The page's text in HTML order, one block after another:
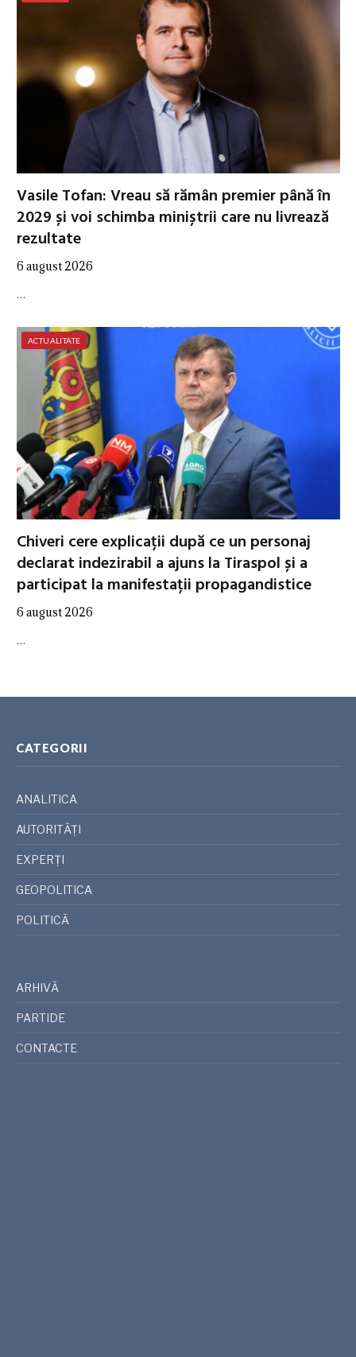
Vasile Tofan: Vreau să rămân premier până în
2029 și voi schimba miniștrii care nu livrează
rezultate
6 august 2026
…
ACTUALITATE
Chiveri cere explicații după ce un personaj
declarat indezirabil a ajuns la Tiraspol și a
participat la manifestații propagandistice
6 august 2026
…
CATEGORII
ANALITICA
AUTORITĂȚI
EXPERȚI
GEOPOLITICA
POLITICĂ
ARHIVĂ
PARTIDE
CONTACTE